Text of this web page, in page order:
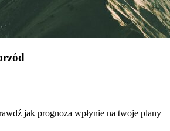
jak prognoza wpłynie na twoje plany